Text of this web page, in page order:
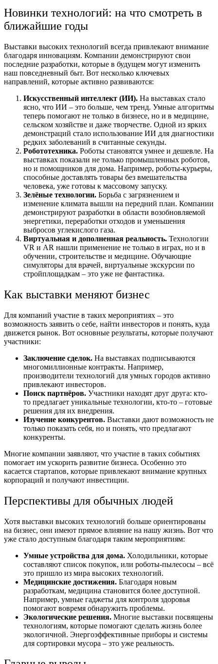
Новинки технологий: на что смотреть в
ближайшие годы
Выставки высоких технологий всегда привлекают внимание
благодаря инновациям. Компании демонстрируют свои
последние разработки, которые в будущем могут изменить
наш повседневный быт. Вот несколько ключевых
направлений, которые активно развиваются:
Искусственный интеллект (ИИ). На выставках стало
ясно, что ИИ – это больше, чем тренд. Умные алгоритмы
теперь помогают не только в бизнесе, но и в медицине,
сельском хозяйстве и даже творчестве. Одной из ярких
демонстраций стало использование ИИ для диагностики
редких заболеваний в считанные секунды.
Робототехника. Роботы становятся умнее и дешевле. На
выставках показали не только промышленных роботов,
но и помощников для дома. Например, роботы-курьеры,
способные доставлять товары без вмешательства
человека, уже готовы к массовому запуску.
Зелёные технологии. Борьба с загрязнением и
изменение климата вышли на передний план. Компании
демонстрируют разработки в области возобновляемой
энергетики, переработки отходов и уменьшения
выбросов углекислого газа.
Виртуальная и дополненная реальность. Технологии
VR и AR нашли применение не только в играх, но и в
обучении, строительстве и медицине. Обучающие
симуляторы для врачей, виртуальные экскурсии по
стройплощадкам – это уже не фантастика.
Как выставки меняют бизнес
Для компаний участие в таких мероприятиях – это
возможность заявить о себе, найти инвесторов и понять, куда
движется рынок. Вот основные результаты, которые получают
участники:
Заключение сделок. На выставках подписываются
многомиллионные контракты. Например,
производители технологий для умных городов активно
привлекают инвесторов.
Поиск партнёров. Участники находят друг друга: кто-
то предлагает уникальные технологии, кто-то – готовые
решения для их внедрения.
Изучение конкурентов. Выставки дают возможность не
только показать себя, но и понять, что предлагают
конкуренты.
Многие компании заявляют, что участие в таких событиях
помогает им ускорить развитие бизнеса. Особенно это
касается стартапов, которые привлекают внимание крупных
корпораций и получают инвестиции.
Перспективы для обычных людей
Хотя выставки высоких технологий больше ориентированы
на бизнес, они имеют прямое влияние на нашу жизнь. Вот что
уже стало доступным благодаря таким мероприятиям:
Умные устройства для дома. Холодильники, которые
составляют список покупок, или роботы-пылесосы – всё
это пришло из мира высоких технологий.
Медицинские достижения. Благодаря новым
разработкам, медицина становится более доступной.
Например, умные гаджеты для контроля здоровья
помогают вовремя обнаружить проблемы.
Экологические решения. Многие выставки посвящены
технологиям, которые помогают сделать жизнь более
экологичной. Энергоэффективные приборы и системы
для сортировки мусора – это уже реальность.